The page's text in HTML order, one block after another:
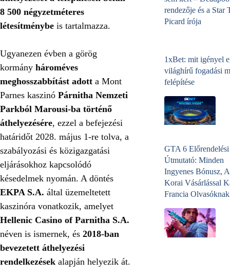
8 500 négyzetméteres
létesítménybe is tartalmazza.
Ugyanezen évben a görög
kormány hároméves
meghosszabbítást adott a Mont
Parnes kaszinó Párnitha Nemzeti
Parkból Marousi-ba történő
áthelyezésére, ezzel a befejezési
határidőt 2028. május 1-re tolva, a
szabályozási és közigazgatási
eljárásokhoz kapcsolódó
késedelmek nyomán. A döntés
EKPA S.A. által üzemeltetett
kaszinóra vonatkozik, amelyet
Hellenic Casino of Parnitha S.A.
néven is ismernek, és 2018-ban
bevezetett áthelyezési
rendelkezések alapján helyezik át.
rendezője és a Star
Picard írója
1xBet: mit igényel
világhírű fogadási
felépítése
GTA 6 Előrendelési
Útmutató: Minden
Ingyenes Bónusz,
Korai Vásárlással
Francia Olvasóknak